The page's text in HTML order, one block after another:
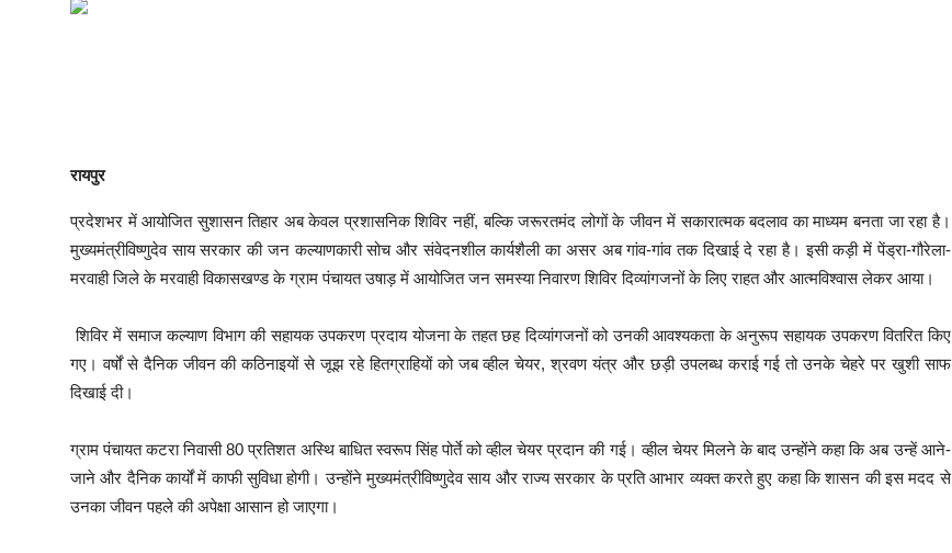
रायपुर
प्रदेशभर में आयोजित सुशासन तिहार अब केवल प्रशासनिक शिविर नहीं, बल्कि जरूरतमंद लोगों के जीवन में सकारात्मक बदलाव का माध्यम बनता जा रहा है।
मुख्यमंत्रीविष्णुदेव साय सरकार की जन कल्याणकारी सोच और संवेदनशील कार्यशैली का असर अब गांव-गांव तक दिखाई दे रहा है। इसी कड़ी में पेंड्रा-गौरेला-
मरवाही जिले के मरवाही विकासखण्ड के ग्राम पंचायत उषाड़ में आयोजित जन समस्या निवारण शिविर दिव्यांगजनों के लिए राहत और आत्मविश्वास लेकर आया।
शिविर में समाज कल्याण विभाग की सहायक उपकरण प्रदाय योजना के तहत छह दिव्यांगजनों को उनकी आवश्यकता के अनुरूप सहायक उपकरण वितरित किए
गए। वर्षों से दैनिक जीवन की कठिनाइयों से जूझ रहे हितग्राहियों को जब व्हील चेयर, श्रवण यंत्र और छड़ी उपलब्ध कराई गई तो उनके चेहरे पर खुशी साफ
दिखाई दी।
ग्राम पंचायत कटरा निवासी 80 प्रतिशत अस्थि बाधित स्वरूप सिंह पोर्ते को व्हील चेयर प्रदान की गई। व्हील चेयर मिलने के बाद उन्होंने कहा कि अब उन्हें आने-
जाने और दैनिक कार्यों में काफी सुविधा होगी। उन्होंने मुख्यमंत्रीविष्णुदेव साय और राज्य सरकार के प्रति आभार व्यक्त करते हुए कहा कि शासन की इस मदद से
उनका जीवन पहले की अपेक्षा आसान हो जाएगा।